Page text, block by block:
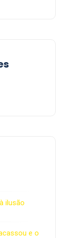
ilusão
e o